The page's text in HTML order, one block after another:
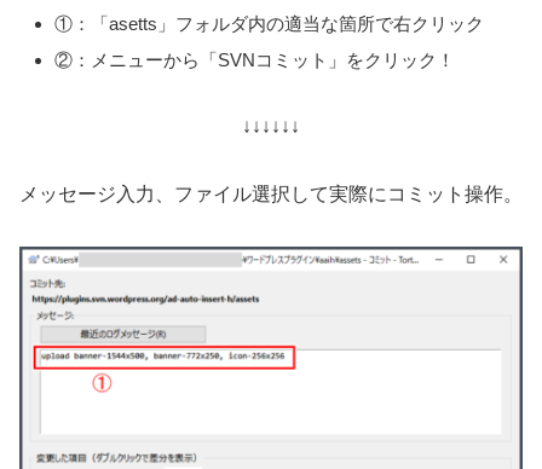
①：「asetts」フォルダ内の適当な箇所で右クリック
②：メニューから「SVNコミット」をクリック！
↓↓↓↓↓↓
メッセージ入力、ファイル選択して実際にコミット操作。